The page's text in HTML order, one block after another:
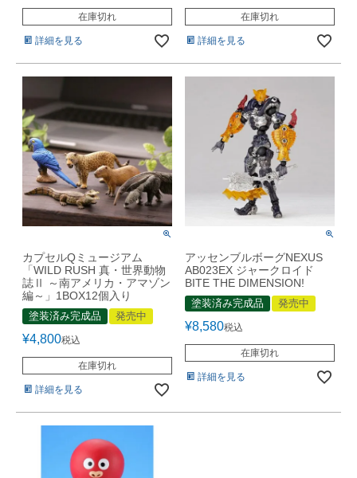
在庫切れ
詳細を見る
在庫切れ
詳細を見る
カプセルQミュージアム
「WILD RUSH 真・世界動物
誌Ⅱ ～南アメリカ・アマゾン
編～」1BOX12個入り
塗装済み完成品 発売中
¥4,800税込
在庫切れ
詳細を見る
アッセンブルボーグNEXUS
AB023EX ジャークロイド
BITE THE DIMENSION!
塗装済み完成品 発売中
¥8,580税込
在庫切れ
詳細を見る